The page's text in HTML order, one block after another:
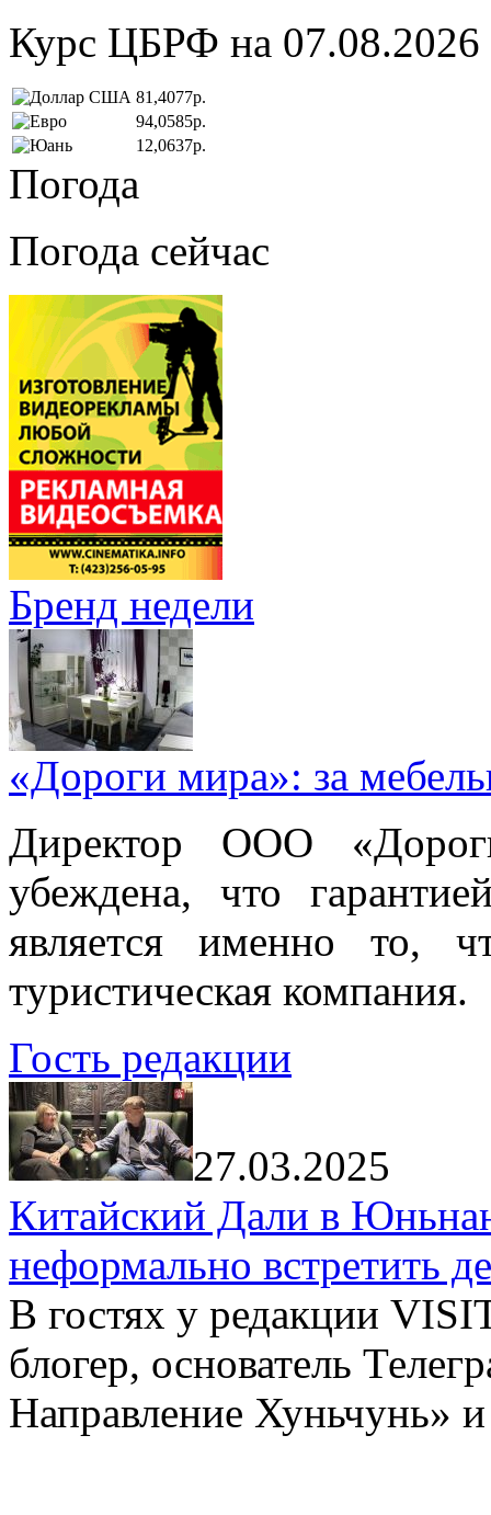
Курс ЦБРФ на 07.08.2026
81,4077р.
94,0585р.
12,0637р.
Погода
Погода сейчас
Бренд недели
«Дороги мира»: за
Директор ООО
убеждена, что
является именно то,
туристическая компания.
Гость редакции
27.03.2025
Китайский Дали в
неформально встретить
В гостях у редакции
блогер, основатель
Направление Хуньчунь»